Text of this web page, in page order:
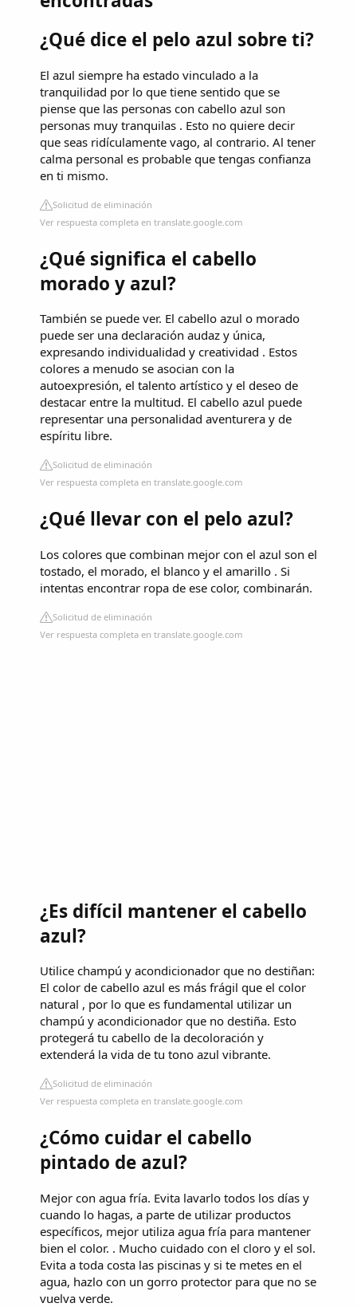
¿Qué dice el pelo azul sobre ti?
El azul siempre ha estado vinculado a la
tranquilidad por lo que tiene sentido que se
piense que las personas con cabello azul son
personas muy tranquilas . Esto no quiere decir
que seas ridículamente vago, al contrario. Al tener
calma personal es probable que tengas confianza
en ti mismo.
Solicitud de eliminación
Ver respuesta completa en translate.google.com
¿Qué significa el cabello
morado y azul?
También se puede ver. El cabello azul o morado
puede ser una declaración audaz y única,
expresando individualidad y creatividad . Estos
colores a menudo se asocian con la
autoexpresión, el talento artístico y el deseo de
destacar entre la multitud. El cabello azul puede
representar una personalidad aventurera y de
espíritu libre.
Solicitud de eliminación
Ver respuesta completa en translate.google.com
¿Qué llevar con el pelo azul?
Los colores que combinan mejor con el azul son el
tostado, el morado, el blanco y el amarillo . Si
intentas encontrar ropa de ese color, combinarán.
Solicitud de eliminación
Ver respuesta completa en translate.google.com
¿Es difícil mantener el cabello
azul?
Utilice champú y acondicionador que no destiñan:
El color de cabello azul es más frágil que el color
natural , por lo que es fundamental utilizar un
champú y acondicionador que no destiña. Esto
protegerá tu cabello de la decoloración y
extenderá la vida de tu tono azul vibrante.
Solicitud de eliminación
Ver respuesta completa en translate.google.com
¿Cómo cuidar el cabello
pintado de azul?
Mejor con agua fría. Evita lavarlo todos los días y
cuando lo hagas, a parte de utilizar productos
específicos, mejor utiliza agua fría para mantener
bien el color. . Mucho cuidado con el cloro y el sol.
Evita a toda costa las piscinas y si te metes en el
agua, hazlo con un gorro protector para que no se
vuelva verde.